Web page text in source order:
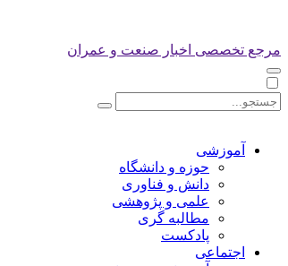
مرجع تخصصی اخبار صنعت و عمران
آموزشی
حوزه و دانشگاه
دانش و فناوری
علمی و پژوهشی
مطالبه گری
پادکست
اجتماعی